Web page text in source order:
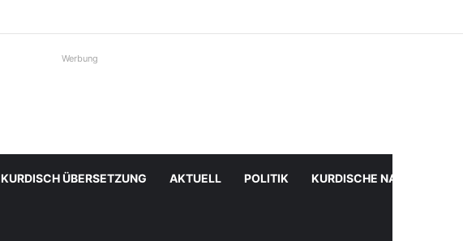
Werbung
KURDISCH ÜBERSETZUNG AKTUELL POLITIK KURDISCHE